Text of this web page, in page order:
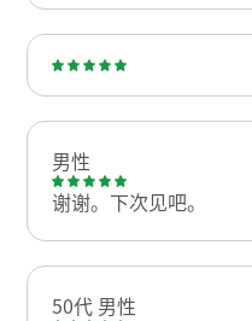
男性
谢谢。下次见吧。
50代 男性